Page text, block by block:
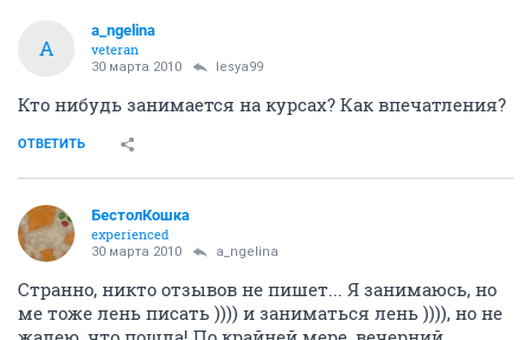
A
a_ngelina
veteran
30 марта 2010 lesya99
Кто нибудь занимается на курсах? Как впечатления?
ОТВЕТИТЬ
БестолКошка
experienced
30 марта 2010 a_ngelina
Странно, никто отзывов не пишет... Я занимаюсь, но
ме тоже лень писать )))) и заниматься лень )))), но не